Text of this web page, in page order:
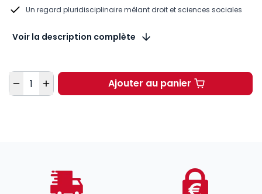
Un regard pluridisciplinaire mêlant droit et sciences sociales
Voir la description complète
Quantité Ajouter au panierGrief 2025 - revue